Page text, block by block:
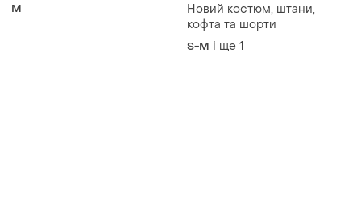
M
Новий костюм, штани,
кофта та шорти
S-M і ще 1